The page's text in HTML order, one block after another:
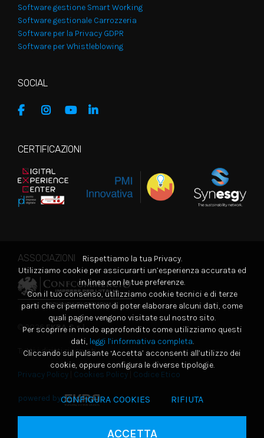
Software gestione Smart Working
Software gestionale Carrozzeria
Software per la Privacy GDPR
Software per Whistleblowing
SOCIAL
CERTIFICAZIONI
ASSOCIAZIONI
© 2026EKRA S.r.l.
Tutti i diritti riservati
Privacy Policy Cookies Policy Codice Etico
powered by
Rispettiamo la tua Privacy.
Utilizziamo cookie per assicurarti un’esperienza accurata ed
in linea con le tue preferenze.
Con il tuo consenso, utilizziamo cookie tecnici e di terze
parti che ci permettono di poter elaborare alcuni dati, come
quali pagine vengono visitate sul nostro sito.
Per scoprire in modo approfondito come utilizziamo questi
dati, leggi l’informativa completa.
Cliccando sul pulsante ‘Accetta’ acconsenti all’utilizzo dei
cookie, oppure configura le diverse tipologie.
CONFIGURA COOKIES RIFIUTA
ACCETTA